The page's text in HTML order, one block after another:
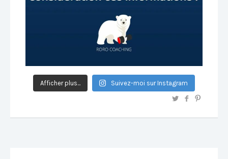
Afficher plus... Suivez-moi sur Instagram